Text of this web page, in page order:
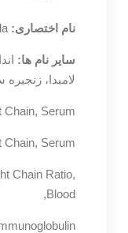
نام اختصاری:
سایر نام ها:
لامبدا،
Chain, Serum,
Serum,
Chain Ratio,
Blood,